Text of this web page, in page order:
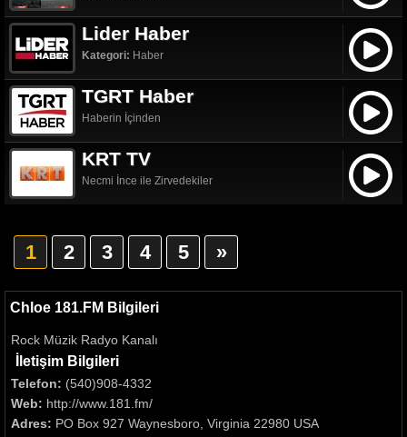
Lider Haber
Kategori: Haber
TGRT Haber
Haberin İçinden
KRT TV
Necmi İnce ile Zirvedekiler
1 2 3 4 5 »
Chloe 181.FM Bilgileri
Rock Müzik Radyo Kanalı
İletişim Bilgileri
Telefon: (540)908-4332
Web: http://www.181.fm/
Adres: PO Box 927 Waynesboro, Virginia 22980 USA